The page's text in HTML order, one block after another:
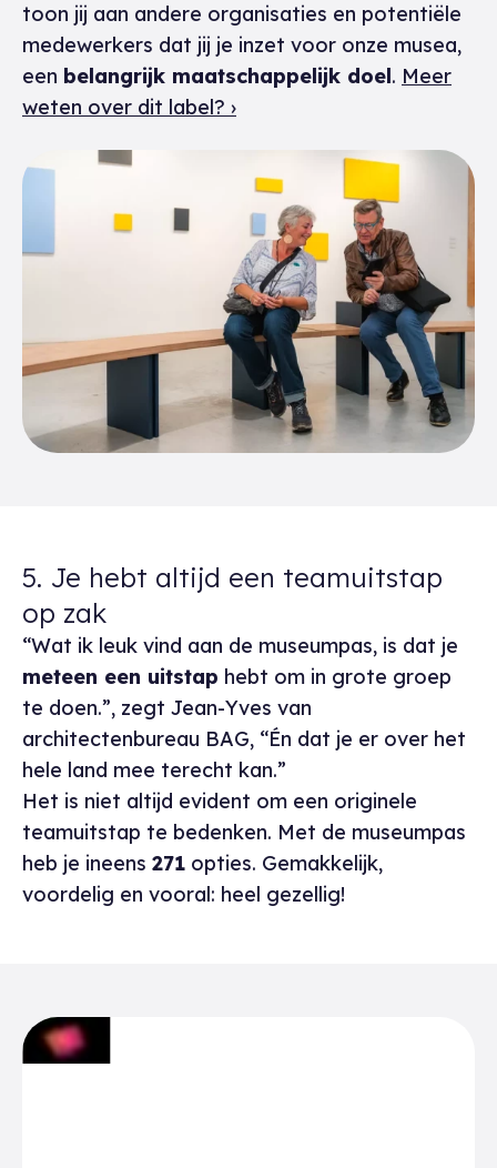
toon jij aan andere organisaties en potentiële
medewerkers dat jij je inzet voor onze musea,
een belangrijk maatschappelijk doel. Meer
weten over dit label? ›
5. Je hebt altijd een teamuitstap
op zak
“Wat ik leuk vind aan de museumpas, is dat je
meteen een uitstap hebt om in grote groep
te doen.”, zegt Jean-Yves van
architectenbureau BAG, “Én dat je er over het
hele land mee terecht kan.”
Het is niet altijd evident om een originele
teamuitstap te bedenken. Met de museumpas
heb je ineens 271 opties. Gemakkelijk,
voordelig en vooral: heel gezellig!